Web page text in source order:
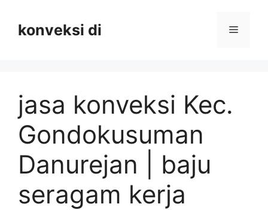
contentkonveksi di Menu
jasa konveksi Kec.
Gondokusuman
Danurejan | baju
seragam kerja